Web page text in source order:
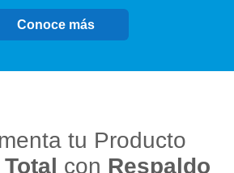
Conoce más
tu Producto
con Respaldo